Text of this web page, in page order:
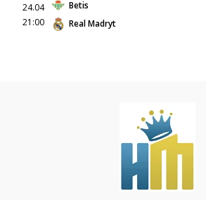
24.04
21:00
Betis
Real Madryt